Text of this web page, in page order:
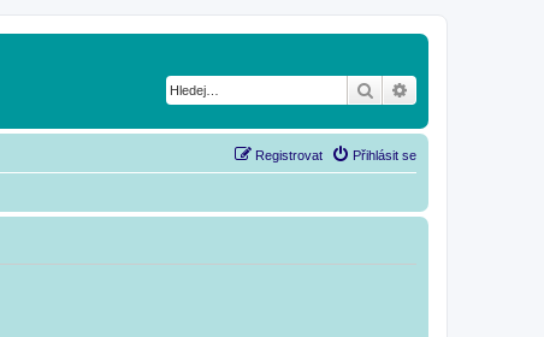
Hledat
Přihlásit se
Registrovat